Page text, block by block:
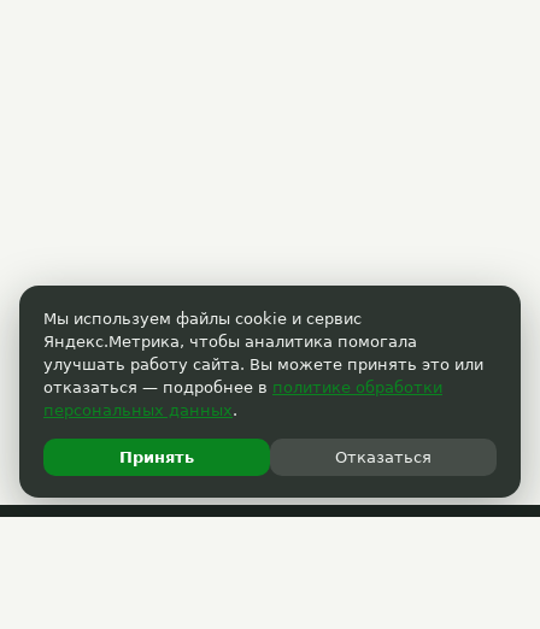
Мы используем файлы cookie и сервис
Яндекс.Метрика, чтобы аналитика помогала
улучшать работу сайта. Вы можете принять это или
отказаться — подробнее в политике обработки
персональных данных.
Принять Отказаться